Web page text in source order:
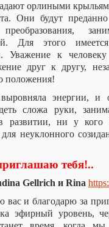
орлиными
Они будут
Для этого
Уважение к
друг к другу,
положения!
энергии, и
сложа руки,
в развитии, ни у
неуклонного
тебя!..
Gellrich и Rina
вас и благодарю за
эфирный уровень,